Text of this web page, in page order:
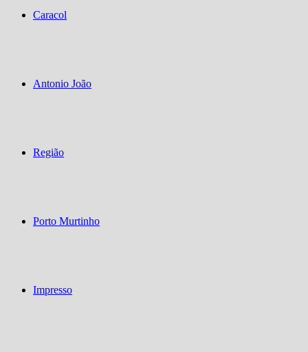
Caracol
Antonio João
Região
Porto Murtinho
Impresso